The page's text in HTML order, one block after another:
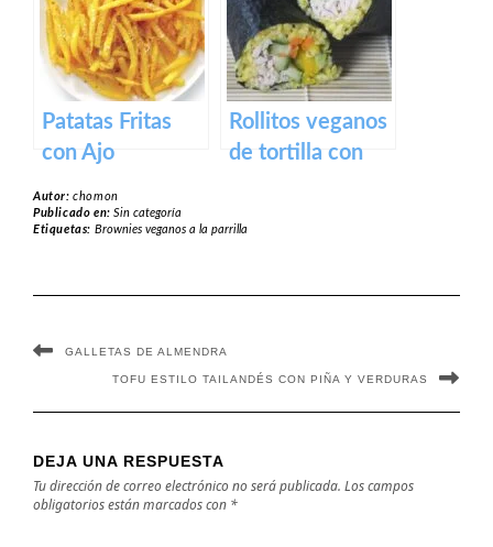
Patatas Fritas
con Ajo
Rollitos veganos
de tortilla con
Autor:chomon
Publicado en:Sin categoría
Etiquetas: Brownies veganos a la parrilla
GALLETAS DE ALMENDRA
TOFU ESTILO TAILANDÉS CON PIÑA Y VERDURAS
DEJA UNA RESPUESTA
Tu dirección de correo electrónico no será publicada. Los campos
obligatorios están marcados con *